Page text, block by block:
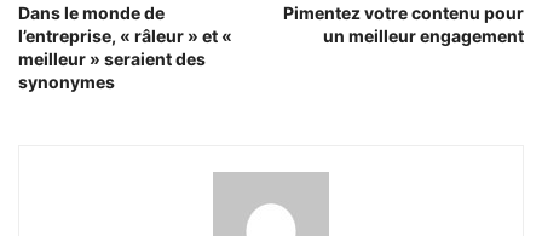
Dans le monde de
l’entreprise, « râleur » et «
meilleur » seraient des
synonymes
Pimentez votre contenu pour
un meilleur engagement